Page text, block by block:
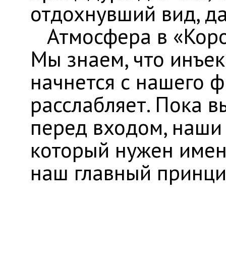
отдохнувший вид,
Атмосфера в
Мы знаем, что
начнется с нашего
расслабляет. Пока
перед входом, наши
который нужен
наш главный